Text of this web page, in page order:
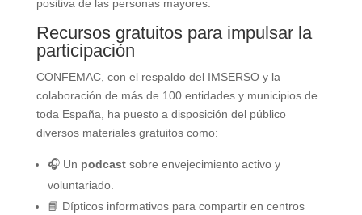
positiva de las personas mayores.
Recursos gratuitos para impulsar la
participación
CONFEMAC, con el respaldo del IMSERSO y la
colaboración de más de 100 entidades y municipios de
toda España, ha puesto a disposición del público
diversos materiales gratuitos como:
🎧 Un podcastsobre envejecimiento activo y
voluntariado.
📘 Dípticos informativos para compartir en centros